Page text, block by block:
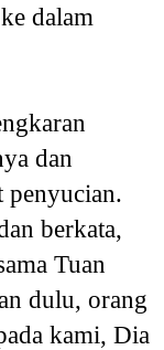
dalam
dan
penyucian.
berkata,
Tuan
dulu, orang
kami, Dia